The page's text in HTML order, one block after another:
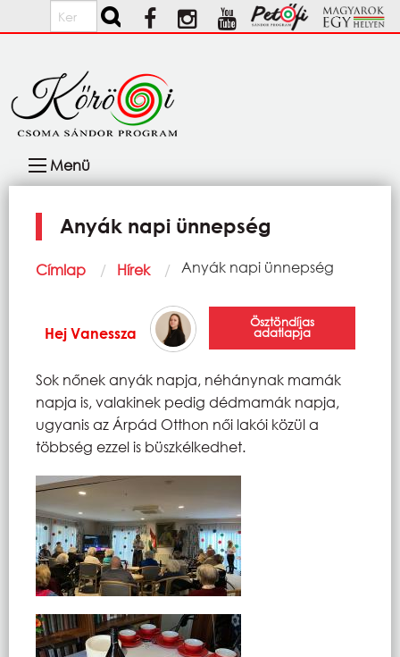
Ugrás a tartalomra
Keresés
navigáció
Menü
Anyák napi ünnepség
Morzsa
Címlap Hírek Current:
Anyák napi ünnepség
Hej Vanessza
Ösztöndíjas
adatlapja
Sok nőnek anyák napja, néhánynak mamák
napja is, valakinek pedig dédmamák napja,
ugyanis az Árpád Otthon női lakói közül a
többség ezzel is büszkélkedhet.